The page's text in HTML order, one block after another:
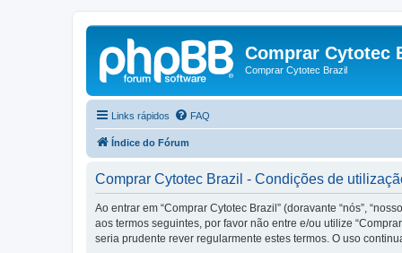
Comprar Cytotec
Comprar Cytotec Brazil
Links rápidos FAQ
Índice do Fórum
Comprar Cytotec Brazil - Condições de
Ao entrar em “Comprar Cytotec Brazil” (doravante “nós”,
aos termos seguintes, por favor não entre e/ou utilize
seria prudente rever regularmente estes termos. O uso